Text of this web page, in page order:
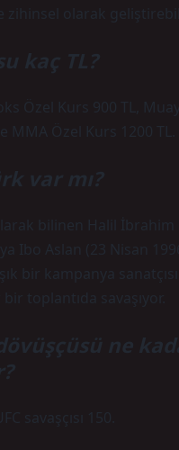
zihinsel olarak
kaç TL?
Özel Kurs 900 TL,
MMA Özel Kurs 1200 TL.
var mı?
bilinen Halil İbrahim
Ibo Aslan (23 Nisan
bir kampanya
toplantıda savaşıyor.
ne
savaşçısı 150.